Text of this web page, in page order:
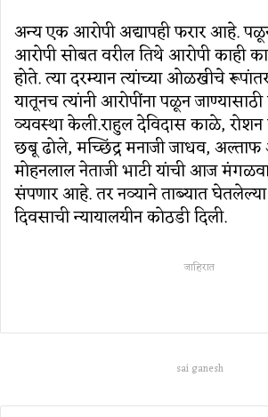
अन्य एक आरोपी अद्यापही फरार आहे.
आरोपी सोबत वरील तिथे आरोपी काही
होते. त्या दरम्यान त्यांच्या ओळखीचे
यातूनच त्यांनी आरोपींना पळून
व्यवस्था केली.राहुल देविदास काळे,
छबू ढोले, मच्छिंद्र मनाजी जाधव,
मोहनलाल नेताजी भाटी यांची आज
संपणार आहे. तर नव्याने ताब्यात घेतलेल्या
दिवसाची न्यायालयीन कोठडी दिली.
जाहिरात
sai ganesh